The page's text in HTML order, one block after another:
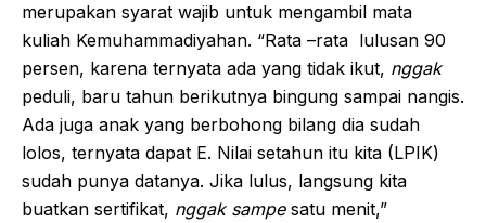
merupakan syarat wajib untuk mengambil mata
kuliah Kemuhammadiyahan. “Rata –rata lulusan 90
persen, karena ternyata ada yang tidak ikut, nggak
peduli, baru tahun berikutnya bingung sampai nangis.
Ada juga anak yang berbohong bilang dia sudah
lolos, ternyata dapat E. Nilai setahun itu kita (LPIK)
sudah punya datanya. Jika lulus, langsung kita
buatkan sertifikat, nggak sampesatu menit,”